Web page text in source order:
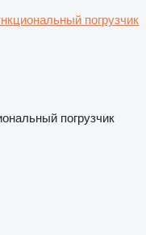
погрузчик
погрузчик